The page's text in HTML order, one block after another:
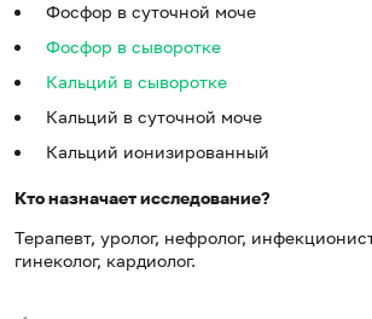
Фосфор в суточной моче
Фосфор в сыворотке
Кальций в сыворотке
Кальций в суточной моче
Кальций ионизированный
Кто назначает исследование?
Терапевт, уролог, нефролог,
гинеколог, кардиолог.